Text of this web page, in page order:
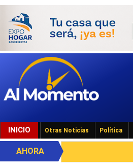
INICIO Otras Noticias Política
AHORA